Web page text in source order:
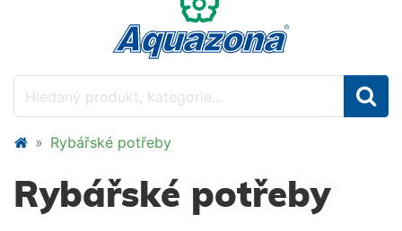
Rybářské potřeby
Rybářské potřeby